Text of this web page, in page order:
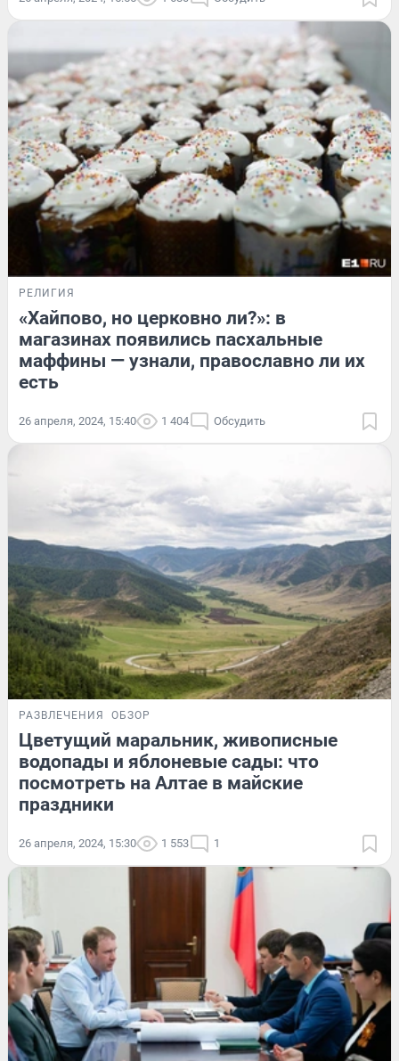
РЕЛИГИЯ
«Хайпово, но церковно ли?»: в
магазинах появились пасхальные
маффины — узнали, православно ли их
есть
26 апреля, 2024, 15:40 1 404 Обсудить
РАЗВЛЕЧЕНИЯ ОБЗОР
Цветущий маральник, живописные
водопады и яблоневые сады: что
посмотреть на Алтае в майские
праздники
26 апреля, 2024, 15:30 1 553 1